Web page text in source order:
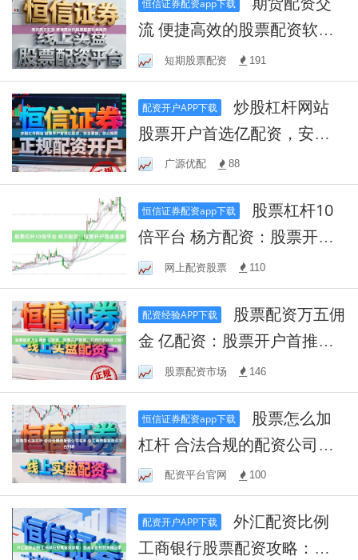
恒信证券配资app下载
流 便捷高效的股票配资软件
推荐短期股票配资 191
配资开户APP下载
炒股杠杆网站
股票开户首选亿配资，安全
便捷，放心投资
广源优配 88
恒信证券配资app下载
倍平台 杨方配资：股票开户
首选推荐
网上配资股票 110
配资经验APP下载
金 亿配资：股票开户首推，
开启你的投资之路！
股票配资市场 146
恒信证券配资app下载
杠杆 合法合规的配资公司名
单 总工商局备案配资平台列
表
配资平台官网 100
配资开户APP下载
外汇配资比例
工商银行股票配资攻略：投